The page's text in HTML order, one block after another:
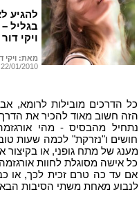
להגיע
בגליל
ויקי
מאת: ויקי
22/01/2010
כל הדרכים מובילות לרומא,
הזה חשוב מאוד להכיר את
נתחיל מהבסיס - מהי
חושים ו"נזרקת" לכמה שעות
מענג של מתח גופני, או בקיצור
כל אישה מסוגלת לחוות
אם עד כה טרם זכית לכך, או
לנבוע מאחת משתי הסיבות